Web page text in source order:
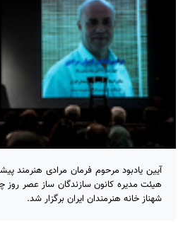
آیین یادبود مرحوم فرمان مرادی
هیئت مدیره کانون سازندگان ساز عصر روز
شهناز خانه هنرمندان ایران برگزار شد.